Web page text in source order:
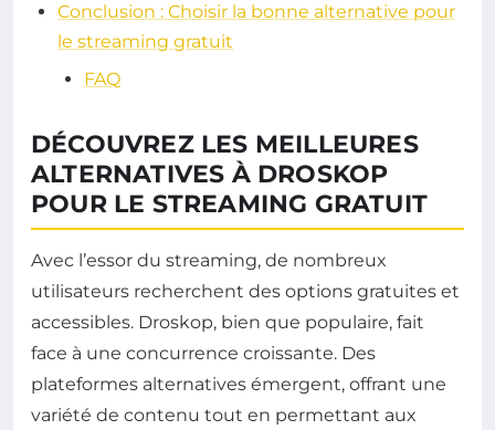
Conclusion : Choisir la bonne alternative pour
le streaming gratuit
FAQ
DÉCOUVREZ LES MEILLEURES
ALTERNATIVES À DROSKOP
POUR LE STREAMING GRATUIT
Avec l’essor du streaming, de nombreux
utilisateurs recherchent des options gratuites et
accessibles. Droskop, bien que populaire, fait
face à une concurrence croissante. Des
plateformes alternatives émergent, offrant une
variété de contenu tout en permettant aux